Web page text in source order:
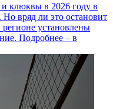
клюквы в 2026 году в
вряд ли это остановит
установлены
Подробнее – в